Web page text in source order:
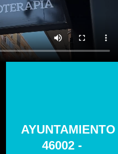
AYUNTAMIENTO
46002 -